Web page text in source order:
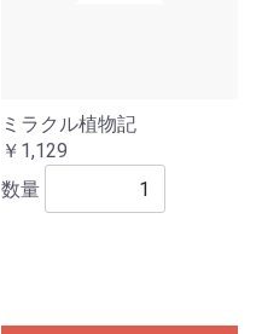
ミラクル植物記
￥1,129
数量